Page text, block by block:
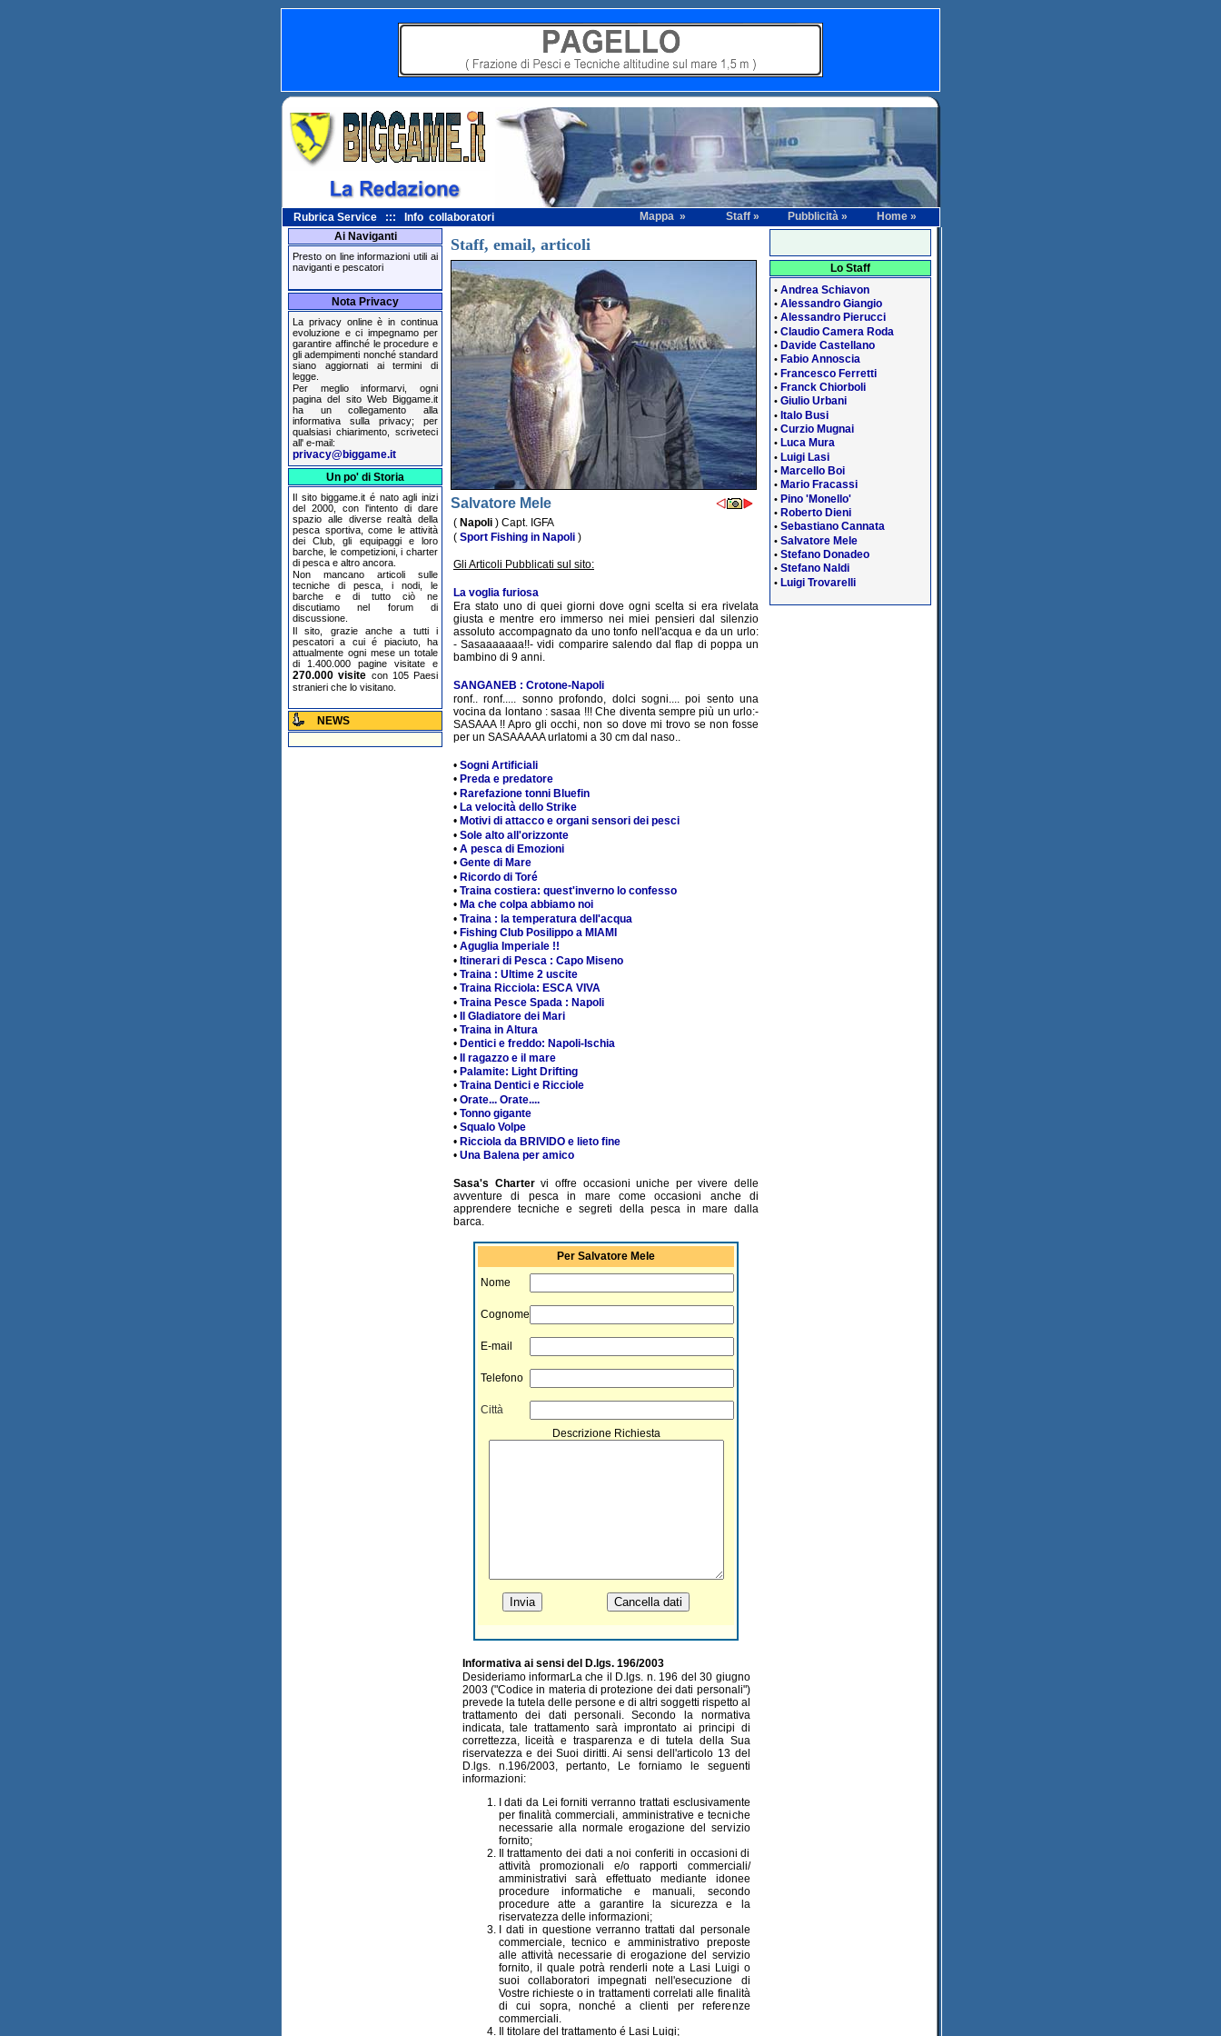
Rubrica Service ::: Info collaboratori Mappa » Staff » Pubblicità »
Home »
Ai Naviganti
Presto on line informazioni utili ai
naviganti e pescatori
Nota Privacy
La privacy online è in continua
evoluzione e ci impegnamo per
garantire affinché le procedure e
gli adempimenti nonché standard
siano aggiornati ai termini di
legge.
Per meglio informarvi, ogni
pagina del sito Web Biggame.it
ha un collegamento alla
informativa sulla privacy; per
qualsiasi chiarimento, scriveteci
all' e-mail:
privacy@biggame.it
Un po' di Storia
Il sito biggame.it é nato agli inizi
del 2000, con l'intento di dare
spazio alle diverse realtà della
pesca sportiva, come le attività
dei Club, gli equipaggi e loro
barche, le competizioni, i charter
di pesca e altro ancora.
Non mancano articoli sulle
tecniche di pesca, i nodi, le
barche e di tutto ciò ne
discutiamo nel forum di
discussione.
Il sito, grazie anche a tutti i
pescatori a cui é piaciuto, ha
attualmente ogni mese un totale
di 1.400.000 pagine visitate e
270.000 visite con 105 Paesi
stranieri che lo visitano.
NEWS
Staff, email, articoli
Salvatore Mele
( Napoli ) Capt. IGFA
( Sport Fishing in Napoli )
Gli Articoli Pubblicati sul sito:
La voglia furiosa
Era stato uno di quei giorni dove ogni scelta si era rivelata
giusta e mentre ero immerso nei miei pensieri dal silenzio
assoluto accompagnato da uno tonfo nell'acqua e da un urlo:
- Sasaaaaaaa!!- vidi comparire salendo dal flap di poppa un
bambino di 9 anni.
SANGANEB : Crotone-Napoli
ronf.. ronf..... sonno profondo, dolci sogni.... poi sento una
vocina da lontano : sasaa !!! Che diventa sempre più un urlo:-
SASAAA !! Apro gli occhi, non so dove mi trovo se non fosse
per un SASAAAAA urlatomi a 30 cm dal naso..
• Sogni Artificiali
• Preda e predatore
• Rarefazione tonni Bluefin
• La velocità dello Strike
• Motivi di attacco e organi sensori dei pesci
• Sole alto all'orizzonte
• A pesca di Emozioni
• Gente di Mare
• Ricordo di Toré
• Traina costiera: quest'inverno lo confesso
• Ma che colpa abbiamo noi
• Traina : la temperatura dell'acqua
• Fishing Club Posilippo a MIAMI
• Aguglia Imperiale !!
• Itinerari di Pesca : Capo Miseno
• Traina : Ultime 2 uscite
• Traina Ricciola: ESCA VIVA
• Traina Pesce Spada : Napoli
• Il Gladiatore dei Mari
• Traina in Altura
• Dentici e freddo: Napoli-Ischia
• Il ragazzo e il mare
• Palamite: Light Drifting
• Traina Dentici e Ricciole
• Orate... Orate....
• Tonno gigante
• Squalo Volpe
• Ricciola da BRIVIDO e lieto fine
• Una Balena per amico
Sasa's Chartervi offre occasioni uniche per vivere delle
avventure di pesca in mare come occasioni anche di
apprendere tecniche e segreti della pesca in mare dalla
barca.
Per Salvatore Mele
Nome
Cognome
E-mail
Telefono
Città
Descrizione Richiesta
Informativa ai sensi del D.lgs. 196/2003
Desideriamo informarLa che il D.lgs. n. 196 del 30 giugno
2003 ("Codice in materia di protezione dei dati personali")
prevede la tutela delle persone e di altri soggetti rispetto al
trattamento dei dati personali. Secondo la normativa
indicata, tale trattamento sarà improntato ai principi di
correttezza, liceità e trasparenza e di tutela della Sua
riservatezza e dei Suoi diritti. Ai sensi dell'articolo 13 del
D.lgs. n.196/2003, pertanto, Le forniamo le seguenti
informazioni:
I dati da Lei forniti verranno trattati esclusivamente
per finalità commerciali, amministrative e tecniche
necessarie alla normale erogazione del servizio
fornito;
Il trattamento dei dati a noi conferiti in occasioni di
attività promozionali e/o rapporti commerciali/
amministrativi sarà effettuato mediante idonee
procedure informatiche e manuali, secondo
procedure atte a garantire la sicurezza e la
riservatezza delle informazioni;
I dati in questione verranno trattati dal personale
commerciale, tecnico e amministrativo preposte
alle attività necessarie di erogazione del servizio
fornito, il quale potrà renderli note a Lasi Luigi o
suoi collaboratori impegnati nell'esecuzione di
Vostre richieste o in trattamenti correlati alle finalità
di cui sopra, nonché a clienti per referenze
commerciali.
Il titolare del trattamento é Lasi Luigi;
Lo Staff
• Andrea Schiavon
• Alessandro Giangio
• Alessandro Pierucci
• Claudio Camera Roda
• Davide Castellano
• Fabio Annoscia
• Francesco Ferretti
• Franck Chiorboli
• Giulio Urbani
• Italo Busi
• Curzio Mugnai
• Luca Mura
• Luigi Lasi
• Marcello Boi
• Mario Fracassi
• Pino 'Monello'
• Roberto Dieni
• Sebastiano Cannata
• Salvatore Mele
• Stefano Donadeo
• Stefano Naldi
• Luigi Trovarelli